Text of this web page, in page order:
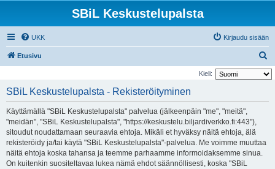
SBiL Keskustelupalsta
UKK Kirjaudu sisään
Etusivu
t
Kieli:
SBiL Keskustelupalsta - Rekisteröityminen
Käyttämällä "SBiL Keskustelupalsta" palvelua (jälkeenpäin "me", "meitä",
"meidän", "SBiL Keskustelupalsta", "https://keskustelu.biljardiverkko.fi:443"),
sitoudut noudattamaan seuraavia ehtoja. Mikäli et hyväksy näitä ehtoja, älä
rekisteröidy ja/tai käytä "SBiL Keskustelupalsta"-palvelua. Me voimme muuttaa
näitä ehtoja koska tahansa ja teemme parhaamme informoidaksemme sinua.
On kuitenkin suositeltavaa lukea nämä ehdot säännöllisesti, koska "SBiL